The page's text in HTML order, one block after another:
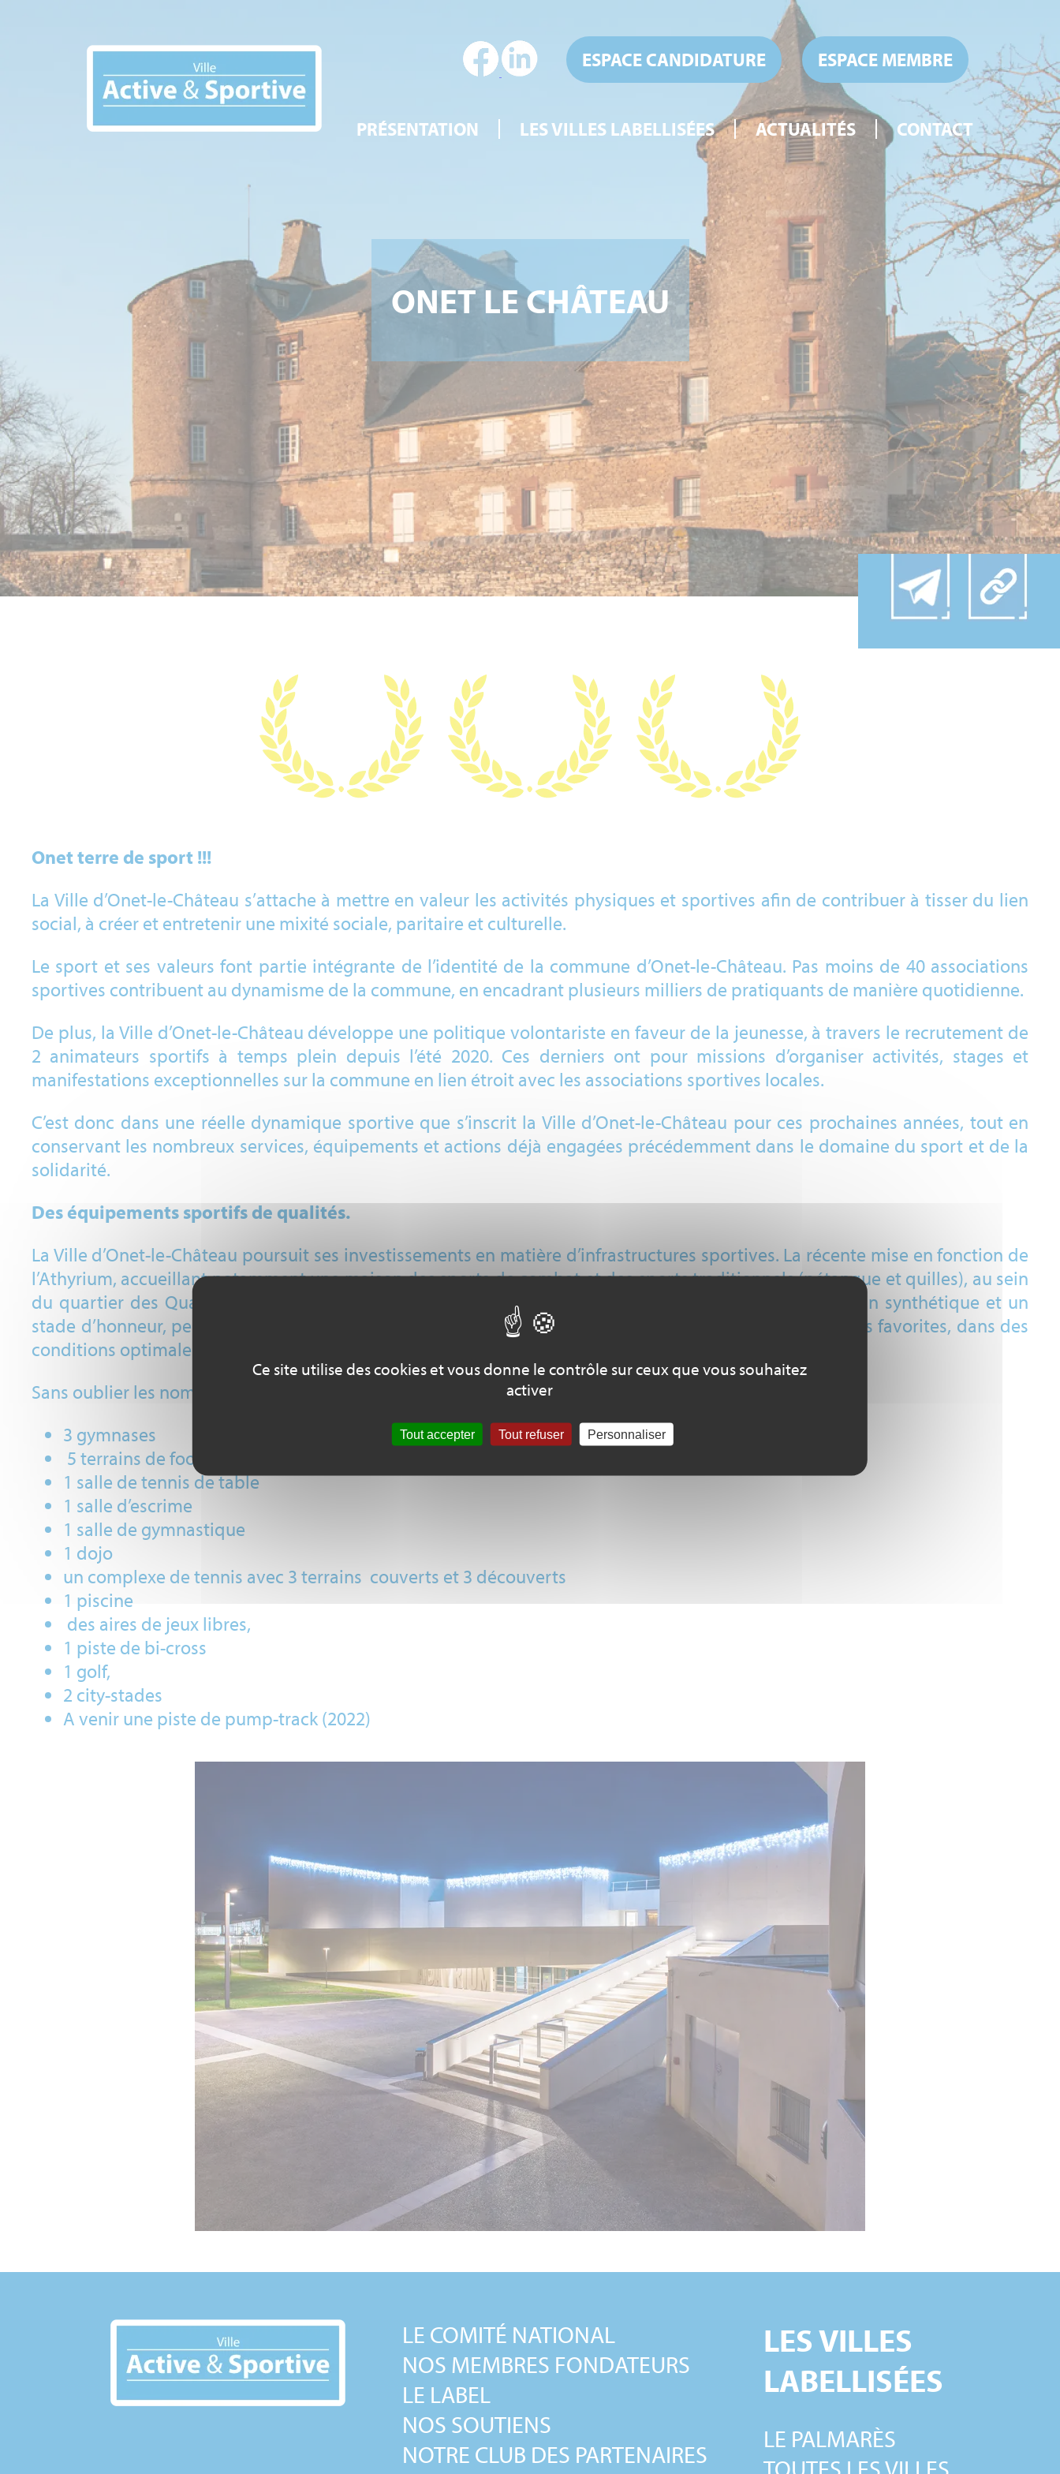
ESPACE CANDIDATURE ESPACE MEMBRE
PRÉSENTATION LES VILLES LABELLISÉES ACTUALITÉS CONTACT
ONET LE CHÂTEAU
Onet terre de sport !!!
La Ville d’Onet-le-Château s’attache à mettre en valeur les activités physiques et sportives afin de contribuer à tisser du lien
social, à créer et entretenir une mixité sociale, paritaire et culturelle.
Le sport et ses valeurs font partie intégrante de l’identité de la commune d’Onet-le-Château. Pas moins de 40 associations
sportives contribuent au dynamisme de la commune, en encadrant plusieurs milliers de pratiquants de manière quotidienne.
De plus, la Ville d’Onet-le-Château développe une politique volontariste en faveur de la jeunesse, à travers le recrutement de
2 animateurs sportifs à temps plein depuis l’été 2020. Ces derniers ont pour missions d’organiser activités, stages et
manifestations exceptionnelles sur la commune en lien étroit avec les associations sportives locales.
C’est donc dans une réelle dynamique sportive que s’inscrit la Ville d’Onet-le-Château pour ces prochaines années, tout en
conservant les nombreux services, équipements et actions déjà engagées précédemment dans le domaine du sport et de la
solidarité.
Des équipements sportifs de qualités.
La Ville d’Onet-le-Château poursuit ses investissements en matière d’infrastructures sportives. La récente mise en fonction de
l’Athyrium, accueillant notamment une maison des sports de combat et des sports traditionnels (pétanque et quilles), au sein
du quartier des Quatre-Saisons, ou encore la création d’un complexe de football, regroupant un terrain synthétique et un
stade d’honneur, permet à plusieurs générations de castonétois de s’adonner à leurs pratiques sportives favorites, dans des
conditions optimales.
Sans oublier les nombreux équipements mis à disposition des sportifs castonetois :
3 gymnases
5 terrains de football dont un synthétique et un stade d’honneur
1 salle de tennis de table
1 salle d’escrime
1 salle de gymnastique
1 dojo
un complexe de tennis avec 3 terrains couverts et 3 découverts
1 piscine
des aires de jeux libres,
1 piste de bi-cross
1 golf,
2 city-stades
A venir une piste de pump-track (2022)
LE COMITÉ NATIONAL
NOS MEMBRES FONDATEURS
LE LABEL
NOS SOUTIENS
NOTRE CLUB DES PARTENAIRES
LES VILLES
LABELLISÉES
LE PALMARÈS
Ce site utilise des cookies et vous donne le contrôle sur ceux que vous souhaitez
activer
Tout accepter Tout refuser Personnaliser